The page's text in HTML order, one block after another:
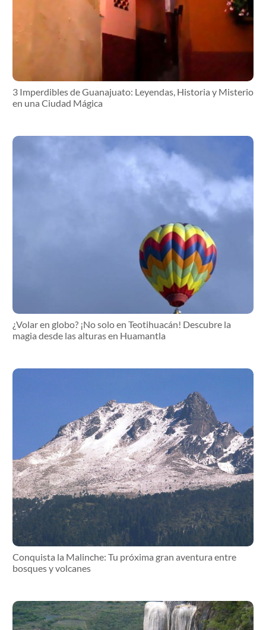
3 Imperdibles de Guanajuato: Leyendas, Historia y Misterio
en una Ciudad Mágica
¿Volar en globo? ¡No solo en Teotihuacán! Descubre la
magia desde las alturas en Huamantla
Conquista la Malinche: Tu próxima gran aventura entre
bosques y volcanes